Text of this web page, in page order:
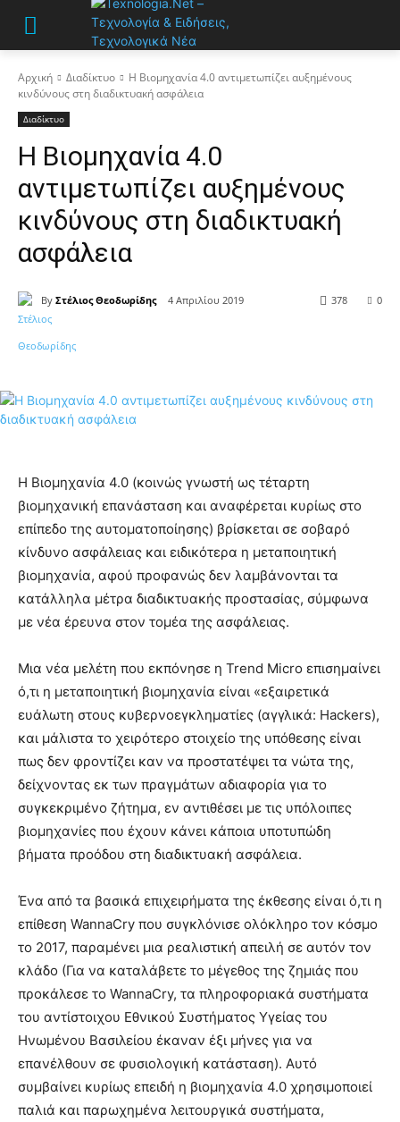
Αρχική Διαδίκτυο
Η Βιομηχανία 4.0 αντιμετωπίζει αυξημένους
κινδύνους στη διαδικτυακή ασφάλεια
Διαδίκτυο
Η Βιομηχανία 4.0
αντιμετωπίζει αυξημένους
κινδύνους στη διαδικτυακή
ασφάλεια
By Στέλιος Θεοδωρίδης 4 Απριλίου 2019 0
378
Η Βιομηχανία 4.0 (κοινώς γνωστή ως τέταρτη
βιομηχανική επανάσταση και αναφέρεται κυρίως στο
επίπεδο της αυτοματοποίησης) βρίσκεται σε σοβαρό
κίνδυνο ασφάλειας και ειδικότερα η μεταποιητική
βιομηχανία, αφού προφανώς δεν λαμβάνονται τα
κατάλληλα μέτρα διαδικτυακής προστασίας, σύμφωνα
με νέα έρευνα στον τομέα της ασφάλειας.
Μια νέα μελέτη που εκπόνησε η Trend Micro επισημαίνει
ό,τι η μεταποιητική βιομηχανία είναι «εξαιρετικά
ευάλωτη στους κυβερνοεγκληματίες (αγγλικά: Hackers),
και μάλιστα το χειρότερο στοιχείο της υπόθεσης είναι
πως δεν φροντίζει καν να προστατέψει τα νώτα της,
δείχνοντας εκ των πραγμάτων αδιαφορία για το
συγκεκριμένο ζήτημα, εν αντιθέσει με τις υπόλοιπες
βιομηχανίες που έχουν κάνει κάποια υποτυπώδη
βήματα προόδου στη διαδικτυακή ασφάλεια.
Ένα από τα βασικά επιχειρήματα της έκθεσης είναι ό,τι η
επίθεση WannaCry που συγκλόνισε ολόκληρο τον κόσμο
το 2017, παραμένει μια ρεαλιστική απειλή σε αυτόν τον
κλάδο (Για να καταλάβετε το μέγεθος της ζημιάς που
προκάλεσε το WannaCry, τα πληροφοριακά συστήματα
του αντίστοιχου Εθνικού Συστήματος Υγείας του
Ηνωμένου Βασιλείου έκαναν έξι μήνες για να
επανέλθουν σε φυσιολογική κατάσταση). Αυτό
συμβαίνει κυρίως επειδή η βιομηχανία 4.0 χρησιμοποιεί
παλιά και παρωχημένα λειτουργικά συστήματα,